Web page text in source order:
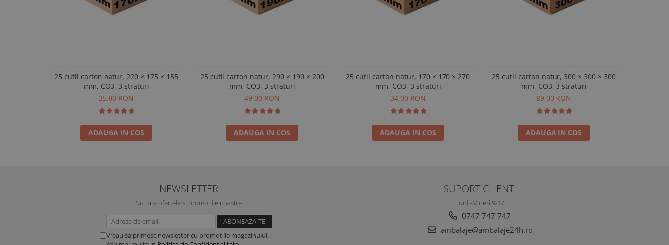
25 cutii carton natur, 220 × 175 × 155
mm, CO3, 3 straturi
35,00 RON
ADAUGA IN COS
25 cutii carton natur, 290 × 190 × 200
mm, CO3, 3 straturi
49,00 RON
ADAUGA IN COS
25 cutii carton natur, 170 × 170 × 270
mm, CO3, 3 straturi
34,00 RON
ADAUGA IN COS
25 cutii carton natur, 300 × 300 × 300
mm, CO3, 3 straturi
89,00 RON
ADAUGA IN COS
NEWSLETTER
Nu rata ofertele si promotiile noastre
Vreau sa primesc newsletter cu promotiile magazinului.
SUPORT CLIENTI
Luni - Vineri 9-17
0747 747 747
ambalaje@ambalaje24h.ro